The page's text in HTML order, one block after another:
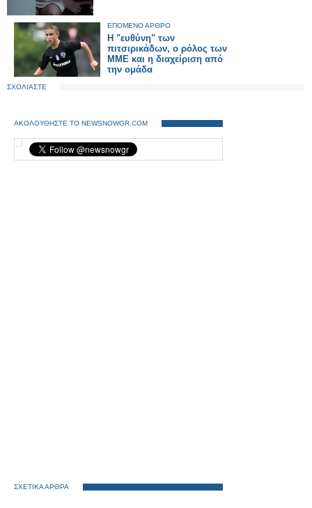
ΕΠΟΜΕΝΟ ΑΡΘΡΟ
Η "ευθύνη" των
πιτσιρικάδων, ο ρόλος των
ΜΜΕ και η διαχείριση από
την ομάδα
ΣΧΟΛΙΑΣΤΕ
ΑΚΟΛΟΥΘΗΣΤΕ ΤΟ NEWSNOWGR.COM
ΣΧΕΤΙΚΑ ΑΡΘΡΑ